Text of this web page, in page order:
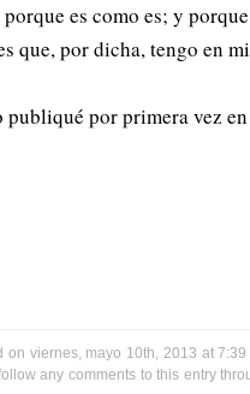
es como es; y
que, por dicha, tengo en
por primera vez
on viernes, mayo 10th, 2013 at
any comments to this entry